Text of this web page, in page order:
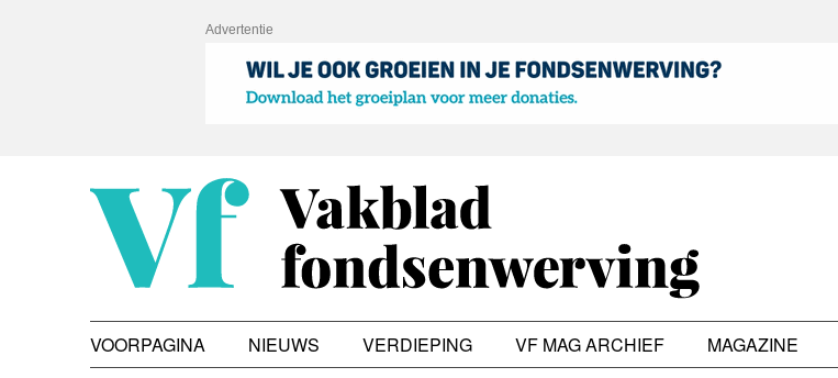
Advertentie
VOORPAGINA NIEUWS VERDIEPING VF MAG ARCHIEF MAGAZINE